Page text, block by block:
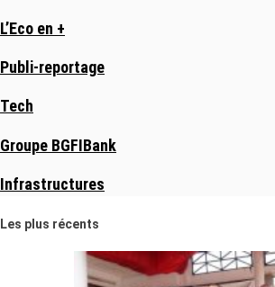
L’Eco en +
Publi-reportage
Tech
Groupe BGFIBank
Infrastructures
Les plus récents